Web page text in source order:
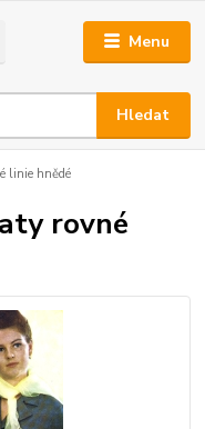
Menu
Hledat
linie hnědé
rovné